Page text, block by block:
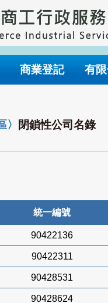
商業登記 有
〉 閉鎖性公司名錄
統一編號
90422136
90422311
90428531
90428624